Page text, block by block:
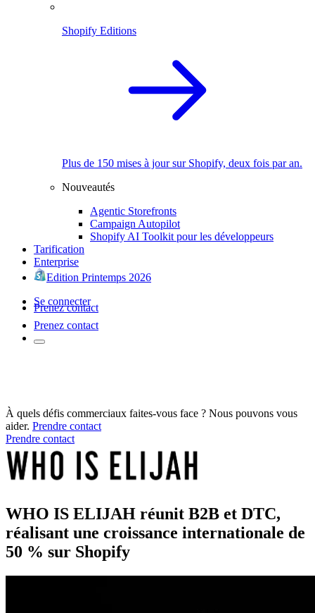
Shopify Editions
Plus de 150 mises à jour sur Shopify, deux fois par an.
Nouveautés
Agentic Storefronts
Campaign Autopilot
Shopify AI Toolkit pour les développeurs
Tarification
Enterprise
Edition Printemps 2026
Se connecter
Prenez contact
Prenez contact
À quels défis commerciaux faites-vous face ? Nous pouvons vous
aider. Prendre contact
Prendre contact
WHO IS ELIJAH réunit B2B et DTC,
réalisant une croissance internationale de
50 % sur Shopify